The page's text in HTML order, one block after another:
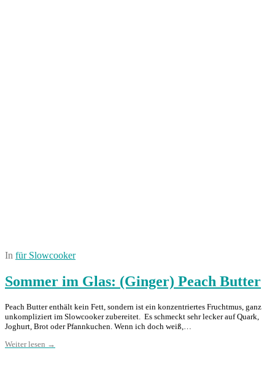
In für Slowcooker
Sommer im Glas: (Ginger) Peach Butter
Peach Butter enthält kein Fett, sondern ist ein konzentriertes Fruchtmus, ganz
unkompliziert im Slowcooker zubereitet. Es schmeckt sehr lecker auf Quark,
Joghurt, Brot oder Pfannkuchen. Wenn ich doch weiß,…
Weiter lesen →